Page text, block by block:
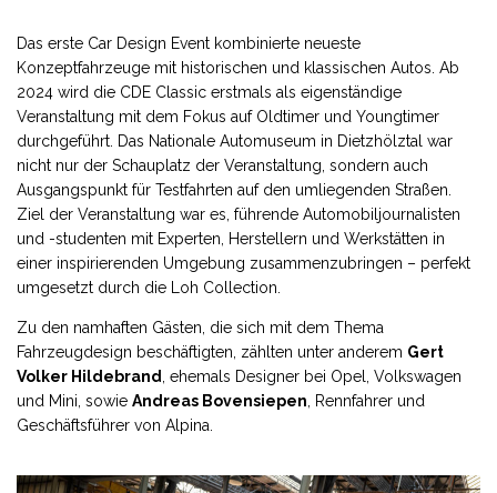
Das erste Car Design Event kombinierte neueste
Konzeptfahrzeuge mit historischen und klassischen Autos. Ab
2024 wird die CDE Classic erstmals als eigenständige
Veranstaltung mit dem Fokus auf Oldtimer und Youngtimer
durchgeführt. Das Nationale Automuseum in Dietzhölztal war
nicht nur der Schauplatz der Veranstaltung, sondern auch
Ausgangspunkt für Testfahrten auf den umliegenden Straßen.
Ziel der Veranstaltung war es, führende Automobiljournalisten
und -studenten mit Experten, Herstellern und Werkstätten in
einer inspirierenden Umgebung zusammenzubringen – perfekt
umgesetzt durch die Loh Collection.
Zu den namhaften Gästen, die sich mit dem Thema
Fahrzeugdesign beschäftigten, zählten unter anderem Gert
Volker Hildebrand , ehemals Designer bei Opel, Volkswagen
und Mini, sowie Andreas Bovensiepen , Rennfahrer und
Geschäftsführer von Alpina.